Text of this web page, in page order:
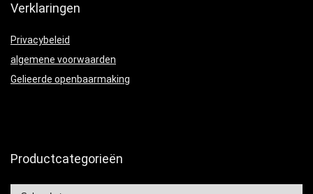
Verklaringen
Privacybeleid
algemene voorwaarden
Gelieerde openbaarmaking
Productcategorieën